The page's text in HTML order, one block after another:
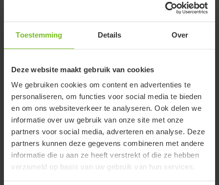
Toestemming Details Over
Deze website maakt gebruik van cookies
We gebruiken cookies om content en advertenties te
personaliseren, om functies voor social media te bieden
en om ons websiteverkeer te analyseren. Ook delen we
informatie over uw gebruik van onze site met onze
partners voor social media, adverteren en analyse. Deze
partners kunnen deze gegevens combineren met andere
informatie die u aan ze heeft verstrekt of die ze hebben
verzameld op basis van uw gebruik van hun services.
Rompondersteuning,
Omsluitend met
ratelgesp
De omsluitende rompondersteuning is ontworpen voor een
nauwsluitende, op maat af te stellen pasvorm rond zowel het
bekken als de borst. Met het ratelsysteem kunnen fijne
aanpassingen in kleine stappen worden gemaakt terwijl het
kind in de stahulp staat. Dit zorgt voor een precieze en
comfortabele ondersteuning, waardoor het kind een rechte
houding kan behouden en kan deelnemen aan activiteiten én
sociale interactie.
De omtrek is eenvoudig aan te passen met klittenband en
wordt vastgezet met een gesp, zodat de montage snel en